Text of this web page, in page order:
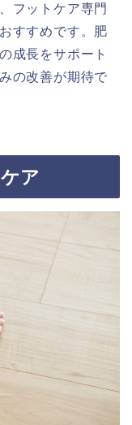
フットケア専門
すすめです。肥
成長をサポート
の改善が期待で
ア